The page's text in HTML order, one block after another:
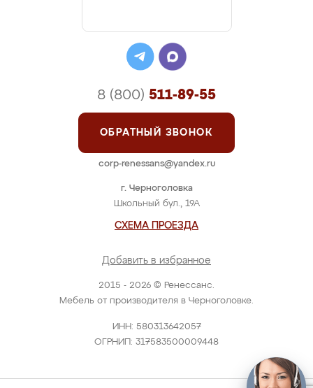
2015 - 2026 © Ренессанс.
Мебель от производителя в Черноголовке.
ИНН: 580313642057
ОГРНИП: 317583500009448
г. Черноголовка
Школьный бул., 19А
СХЕМА ПРОЕЗДА
Добавить в избранное
8 (800) 511-89-55
ОБРАТНЫЙ ЗВОНОК
corp-renessans@yandex.ru